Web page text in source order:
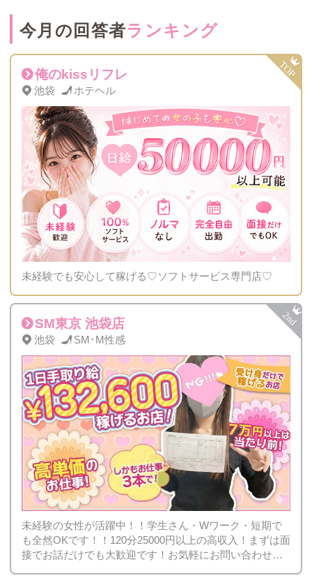
今月の回答者ランキング
俺のkissリフレ
池袋 ホテヘル
未経験でも安心して稼げる♡ソフトサービス専門店♡
SM東京 池袋店
池袋 SM･M性感
未経験の女性が活躍中！！学生さん・Wワーク・短期で
も全然OKです！！120分25000円以上の高収入！まずは面
接でお話だけでも大歓迎です！お気軽にお問い合わせく